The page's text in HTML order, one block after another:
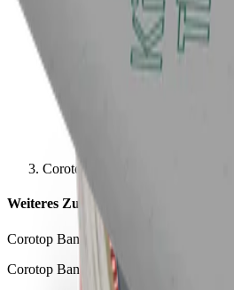
Corotop-bigband
Weiteres Zubehör für Dachdämmung
Corotop Band
Corotop Band ist ein einseitiges,